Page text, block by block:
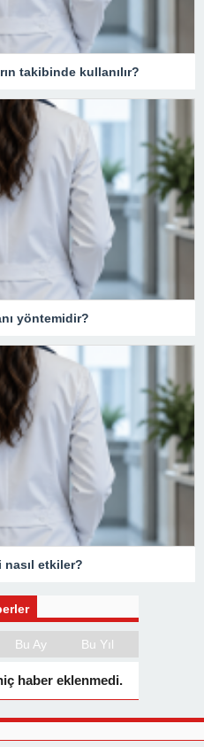
takibinde kullanılır?
yöntemidir?
etkiler?
Bu Ay Bu Yıl
haber eklenmedi.